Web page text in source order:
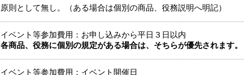
原則として無し。（ある場合は個別の商品、役務説明へ明記）
イベント等参加費用：お申し込みから平日３日以内
各商品、役務に個別の規定がある場合は、そちらが優先されます。
イベント等参加費用：イベント開催日